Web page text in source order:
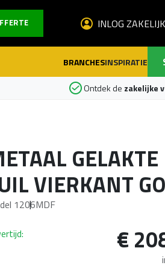
INLOG ZAKELIJK
BRANCHESINSPIRATIE
Ontdek de zakelijke
GELAKTE
VIERKANT
1206MDF
€